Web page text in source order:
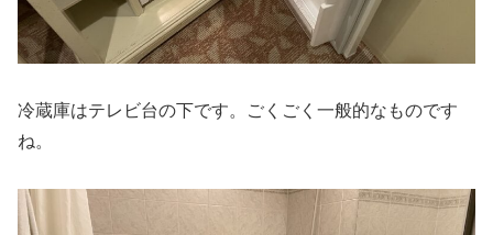
冷蔵庫はテレビ台の下です。ごくごく一般的なものです
ね。